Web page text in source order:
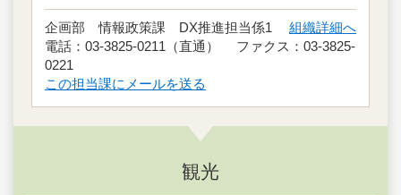
企画部 情報政策課 DX推進担当係1 組織詳細へ
電話：03-3825-0211（直通） ファクス：03-3825-
0221
この担当課にメールを送る
観光